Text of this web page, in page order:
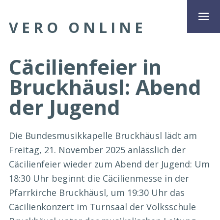
VERO ONLINE
Cäcilienfeier in
Bruckhäusl: Abend
der Jugend
Die Bundesmusikkapelle Bruckhäusl lädt am
Freitag, 21. November 2025 anlässlich der
Cäcilienfeier wieder zum Abend der Jugend: Um
18:30 Uhr beginnt die Cäcilienmesse in der
Pfarrkirche Bruckhäusl, um 19:30 Uhr das
Cäcilienkonzert im Turnsaal der Volksschule